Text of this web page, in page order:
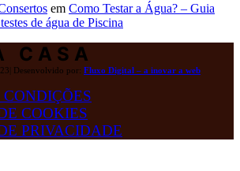
em Como Testar a Água? – Guia
de água de Piscina
CASA
Desenvolvido por: Fluxo Digital – a inovar a web
COOKIES
PRIVACIDADE